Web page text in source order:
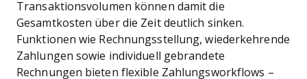
Transaktionsvolumen können damit die
Gesamtkosten über die Zeit deutlich sinken.
Funktionen wie Rechnungsstellung, wiederkehrende
Zahlungen sowie individuell gebrandete
Rechnungen bieten flexible Zahlungsworkflows –